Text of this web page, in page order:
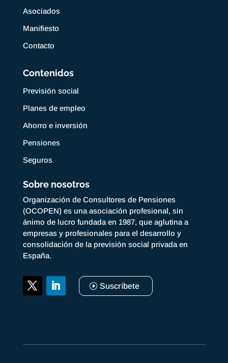
Asociados
Manifiesto
Contacto
Contenidos
Previsión social
Planes de empleo
Ahorro e inversión
Pensiones
Seguros
Sobre nosotros
Organización de Consultores de Pensiones
(OCOPEN) es una asociación profesional, sin
ánimo de lucro fundada en 1987, que aglutina a
empresas y profesionales para el desarrollo y
consolidación de la previsión social privada en
España.
Suscríbete